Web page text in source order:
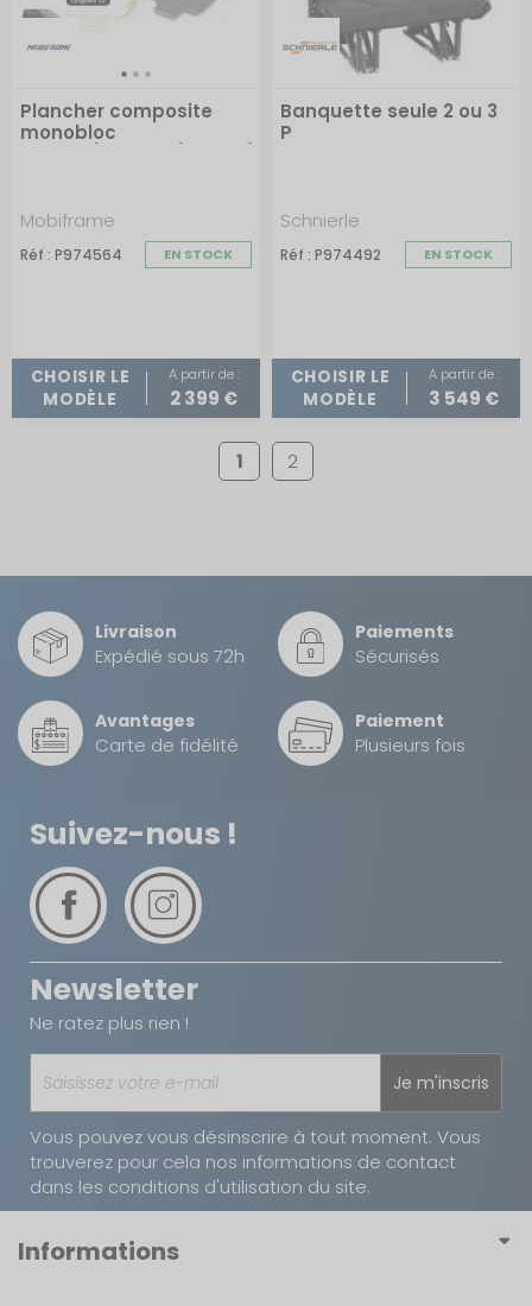
Plancher composite
monobloc
Mobiframe
Réf : P974564 EN STOCK
CHOISIR LE
MODÈLE
A partir de :
2 399 €
Banquette seule 2 ou 3
P
Schnierle
Réf : P974492 EN STOCK
CHOISIR LE
MODÈLE
A partir de :
3 549 €
1 2
Livraison
Expédié sous 72h
Paiements
Sécurisés
Avantages
Carte de fidélité
Paiement
Plusieurs fois
Suivez-nous !
Newsletter
Ne ratez plus rien !
Je m'inscris
Vous pouvez vous désinscrire à tout moment. Vous
trouverez pour cela nos informations de contact
dans les conditions d'utilisation du site.
Informations